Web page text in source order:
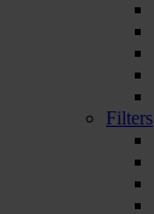
Filters